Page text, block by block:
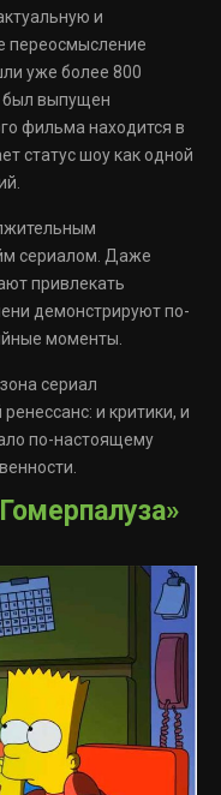
и
переосмысление
уже более 800
был выпущен
фильма находится в
статус шоу как одной
сериалом. Даже
привлекать
демонстрируют по-
моменты.
сериал
и критики, и
по-настоящему